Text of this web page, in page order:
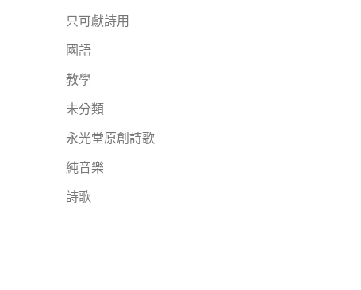
只可獻詩用
國語
教學
未分類
永光堂原創詩歌
純音樂
詩歌